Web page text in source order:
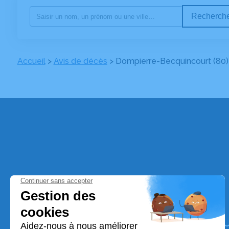
Accueil> Avis de décès > Dompierre-Becquincourt (80)
Pompes Funèbres - Marbrerie